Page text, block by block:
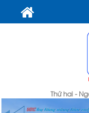
Thứ hai -